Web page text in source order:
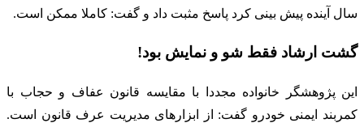
سال آینده پیش بینی کرد پاسخ مثبت داد و گفت: کاملا ممکن است.
گشت ارشاد فقط شو و نمایش بود!
این پژوهشگر خانواده مجددا با مقایسه قانون عفاف و حجاب با
کمربند ایمنی خودرو گفت: از ابزارهای مدیریت عرف قانون است.